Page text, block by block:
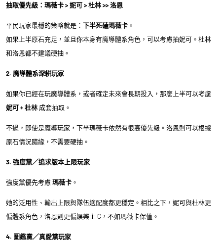
抽取優先級：瑪薇卡 > 妮可 > 杜林 >> 洛恩
平民玩家最穩的策略就是： 下半死磕瑪薇卡 。
如果上半原石充足，並且你本身有魔導體系角色，可以考慮抽妮可。杜林
和洛恩都不建議硬抽。
2. 魔導體系深耕玩家
如果你已經在玩魔導體系，或者確定未來會長期投入，那麼上半可以考慮
妮可 + 杜林 成套抽取。
不過，即使是魔導玩家，下半瑪薇卡依然有很高優先級。洛恩則可以根據
原石情況隨緣，不需要硬抽。
3. 強度黨／追求版本上限玩家
強度黨優先考慮 瑪薇卡 。
她的泛用性、輸出上限與隊伍適配度都更穩定。相比之下，妮可與杜林更
偏體系角色，洛恩則更偏娛樂主 C，不如瑪薇卡保值。
4. 圖鑑黨／真愛黨玩家